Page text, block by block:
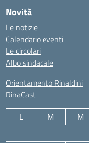
Novità
Le notizie
Calendario eventi
Le circolari
Albo sindacale
Orientamento Rinaldini
RinaCast
L M M